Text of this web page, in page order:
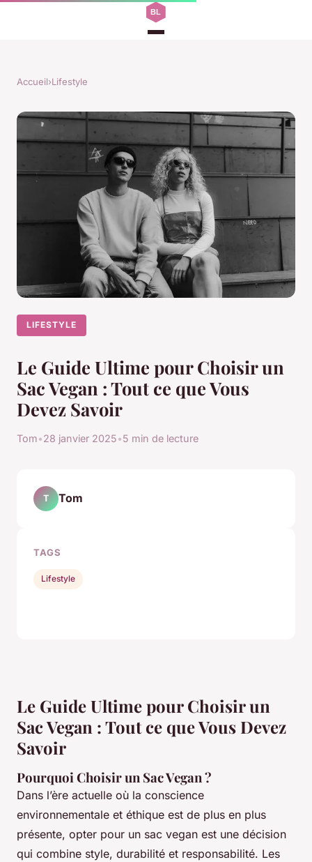
Accueil›Lifestyle
LIFESTYLE
Le Guide Ultime pour Choisir un
Sac Vegan : Tout ce que Vous
Devez Savoir
Tom•28 janvier 2025•5 min de lecture
Le Guide Ultime pour Choisir un
Sac Vegan : Tout ce que Vous Devez
Savoir
Pourquoi Choisir un Sac Vegan ?
Dans l’ère actuelle où la conscience
environnementale et éthique est de plus en plus
présente, opter pour un sac vegan est une décision
qui combine style, durabilité et responsabilité. Les
T Tom
TAGS
Lifestyle